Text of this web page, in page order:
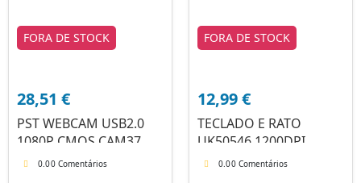
FORA DE STOCK
28,51 €
PST WEBCAM USB2.0
1080P CMOS CAM37
0.00 Comentários
FORA DE STOCK
12,99€
TECLADO E RATO
UK50546 1200DPI
0.00 Comentários